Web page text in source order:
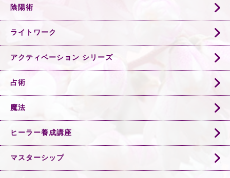
陰陽術
ライトワーク
アクティベーション シリーズ
占術
魔法
ヒーラー養成講座
マスターシップ